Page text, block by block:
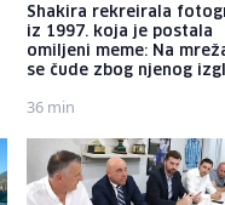
Shakira rekreirala
iz 1997. koja je postala
omiljeni meme: Na
se čude zbog njenog
36 min